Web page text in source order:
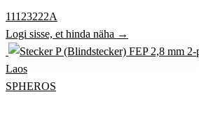
11123222A
Logi sisse, et hinda näha →
Laos
SPHEROS